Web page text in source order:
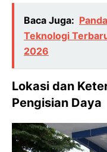
Baca Juga:
Teknologi
2026
Lokasi dan
Pengisian Daya